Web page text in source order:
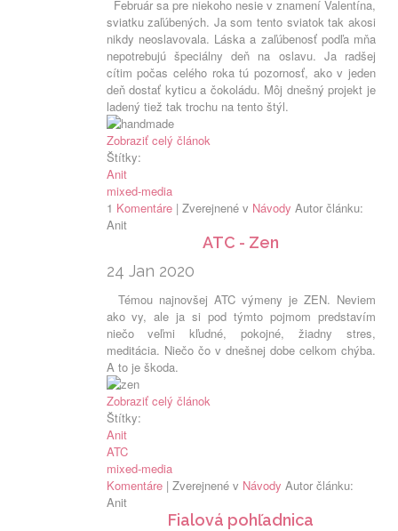
Február sa pre niekoho nesie v znamení Valentína,
sviatku zaľúbených. Ja som tento sviatok tak akosi
nikdy neoslavovala. Láska a zaľúbenosť podľa mňa
nepotrebujú špeciálny deň na oslavu. Ja radšej
cítim počas celého roka tú pozornosť, ako v jeden
deň dostať kyticu a čokoládu. Môj dnešný projekt je
ladený tiež tak trochu na tento štýl.
Zobraziť celý článok
Štítky:
Anit
mixed-media
1 Komentáre| Zverejnené v Návody Autor článku:
Anit
ATC - Zen
24 Jan 2020
Témou najnovšej ATC výmeny je ZEN. Neviem
ako vy, ale ja si pod týmto pojmom predstavím
niečo veľmi kľudné, pokojné, žiadny stres,
meditácia. Niečo čo v dnešnej dobe celkom chýba.
A to je škoda.
Zobraziť celý článok
Štítky:
Anit
ATC
mixed-media
Komentáre| Zverejnené v Návody Autor článku:
Anit
Fialová pohľadnica